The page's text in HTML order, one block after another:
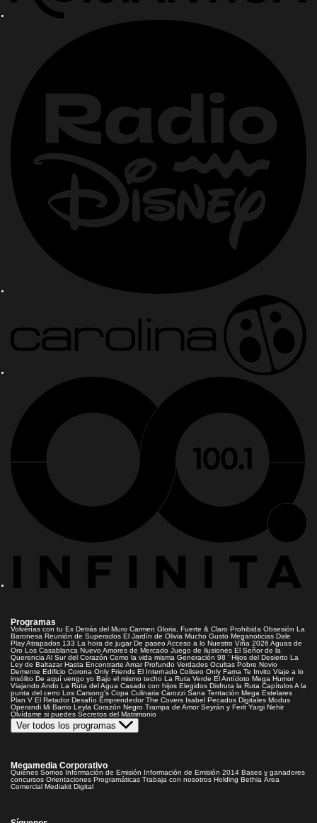
Programas
Volverías con tu Ex Detrás del Muro Carmen Gloria, Fuerte & Claro Prohibida Obsesión La
Baronesa Reunión de Superados El Jardín de Olivia Mucho Gusto Meganoticias Dale
PlayAtrapados 133 La hora de jugar De paseoAcceso a lo Nuestro Viña 2026 Aguas de
Oro Los Casablanca Nuevo Amores de Mercado Juego de ilusiones El Señor de la
Querencia Al Sur del Corazón Como la vida misma Generación 98 ' Hijos del Desierto La
Ley de Baltazar Hasta Encontrarte Amar Profundo Verdades Ocultas Pobre Novio
Demente Edificio Corona Only Friends El Internado Coliseo Only Fama Te Invito Viaje a lo
insólito De aquí vengo yo Bajo el mismo techo La Ruta Verde El Antídoto Mega Humor
Viajando Ando La Ruta del Agua Casado con hijos Elegidos Disfruta la Ruta CapítulosA la
punta del cerro Los Carsong's Copa Culinaria Carozzi Sana Tentación Mega Estelares
Plan V El Retador Desafío Emprendedor The Covers Isabel Pecados Digitales Modus
Operandi Mi Barrio Leyla Corazón Negro Trampa de Amor Seyrán y Ferit Yargi Nehir
Olvídame si puedes Secretos del Matrimonio
Ver todos los programas
Megamedia Corporativo
Quienes Somos Información de Emisión Información de Emisión 2014 Bases y ganadores
concursos Orientaciones Programáticas Trabaja con nosotros Holding Bethia Área
Comercial Mediakit Digital